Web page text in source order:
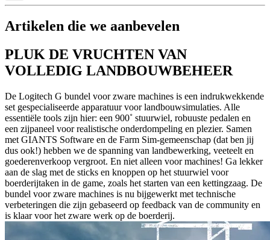
Artikelen die we aanbevelen
PLUK DE VRUCHTEN VAN
VOLLEDIG LANDBOUWBEHEER
De Logitech G bundel voor zware machines is een indrukwekkende
set gespecialiseerde apparatuur voor landbouwsimulaties. Alle
essentiële tools zijn hier: een 900˚ stuurwiel, robuuste pedalen en
een zijpaneel voor realistische onderdompeling en plezier. Samen
met GIANTS Software en de Farm Sim-gemeenschap (dat ben jij
dus ook!) hebben we de spanning van landbewerking, veeteelt en
goederenverkoop vergroot. En niet alleen voor machines! Ga lekker
aan de slag met de sticks en knoppen op het stuurwiel voor
boerderijtaken in de game, zoals het starten van een kettingzaag. De
bundel voor zware machines is nu bijgewerkt met technische
verbeteringen die zijn gebaseerd op feedback van de community en
is klaar voor het zware werk op de boerderij.